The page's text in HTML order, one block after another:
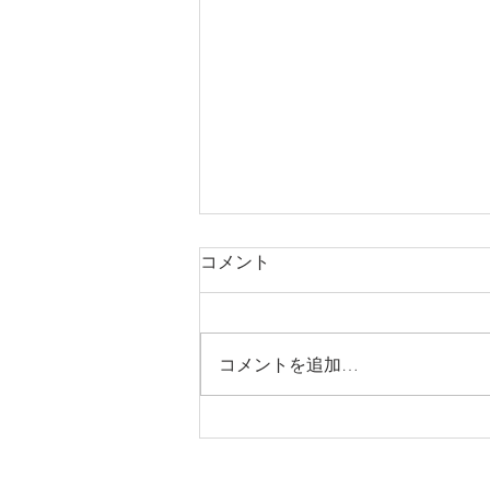
井筒法衣店WEBカタログ 念
コメント
コメントを追加…